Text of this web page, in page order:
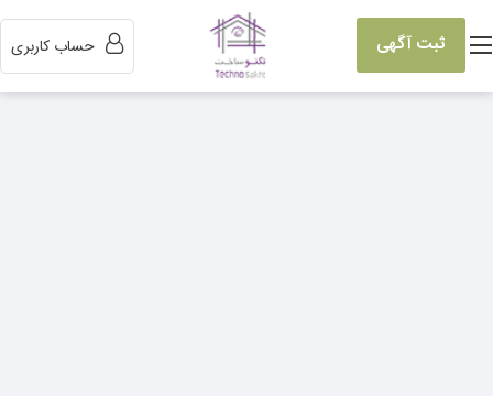
ثبت آگهی حساب کاربری